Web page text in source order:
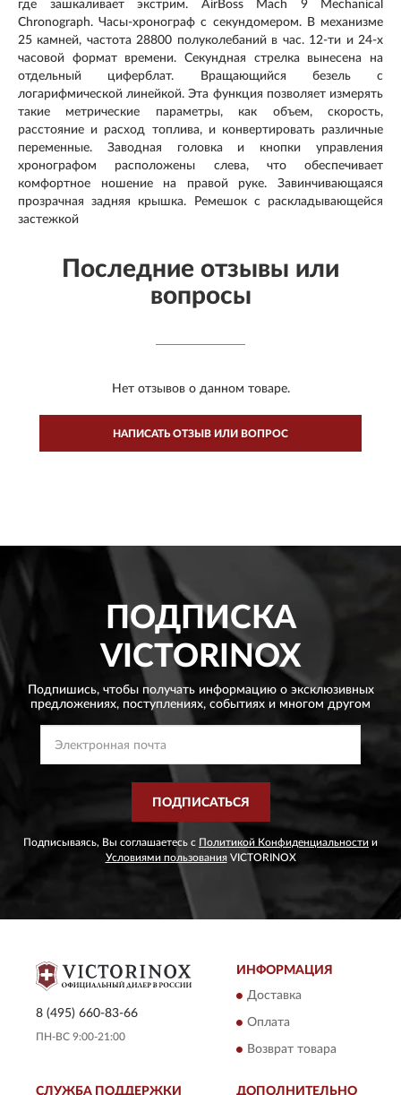
где зашкаливает экстрим. AirBoss Mach 9 Mechanical
Chronograph. Часы-хронограф с секундомером. В механизме
25 камней, частота 28800 полуколебаний в час. 12-ти и 24-х
часовой формат времени. Секундная стрелка вынесена на
отдельный циферблат. Вращающийся безель с
логарифмической линейкой. Эта функция позволяет измерять
такие метрические параметры, как объем, скорость,
расстояние и расход топлива, и конвертировать различные
переменные. Заводная головка и кнопки управления
хронографом расположены слева, что обеспечивает
комфортное ношение на правой руке. Завинчивающаяся
прозрачная задняя крышка. Ремешок с раскладывающейся
застежкой
Последние отзывы или
вопросы
Нет отзывов о данном товаре.
НАПИСАТЬ ОТЗЫВ ИЛИ ВОПРОС
ПОДПИСКА
VICTORINOX
Подпишись, чтобы получать информацию о эксклюзивных
предложениях, поступлениях, событиях и многом другом
ПОДПИСАТЬСЯ
Подписываясь, Вы соглашаетесь с Политикой Конфиденциальности и
Условиями пользованияVICTORINOX
8 (495) 660-83-66
ПН-ВС 9:00-21:00
ИНФОРМАЦИЯ
Доставка
Оплата
Возврат товара
СЛУЖБА ПОДДЕРЖКИ ДОПОЛНИТЕЛЬНО